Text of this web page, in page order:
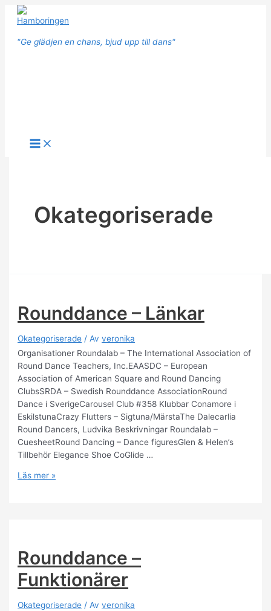
Hoppa
"Ge glädjen en chans, bjud upp till dans"
Main
Menu
Okategoriserade
Rounddance – Länkar
Okategoriserade / Av veronika
Organisationer Roundalab – The International Association of
Round Dance Teachers, Inc.EAASDC – European
Association of American Square and Round Dancing
ClubsSRDA – Swedish Rounddance AssociationRound
Dance i SverigeCarousel Club #358 Klubbar Conamore i
EskilstunaCrazy Flutters – Sigtuna/MärstaThe Dalecarlia
Round Dancers, Ludvika Beskrivningar Roundalab –
CuesheetRound Dancing – Dance figuresGlen & Helen’s
Tillbehör Elegance Shoe CoGlide …
Rounddance
Läs mer »
Rounddance –
Funktionärer
Okategoriserade / Av veronika